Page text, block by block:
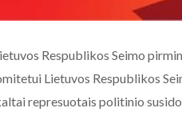
Respublikos Seimo
Lietuvos Respublikos
represuotais politinio